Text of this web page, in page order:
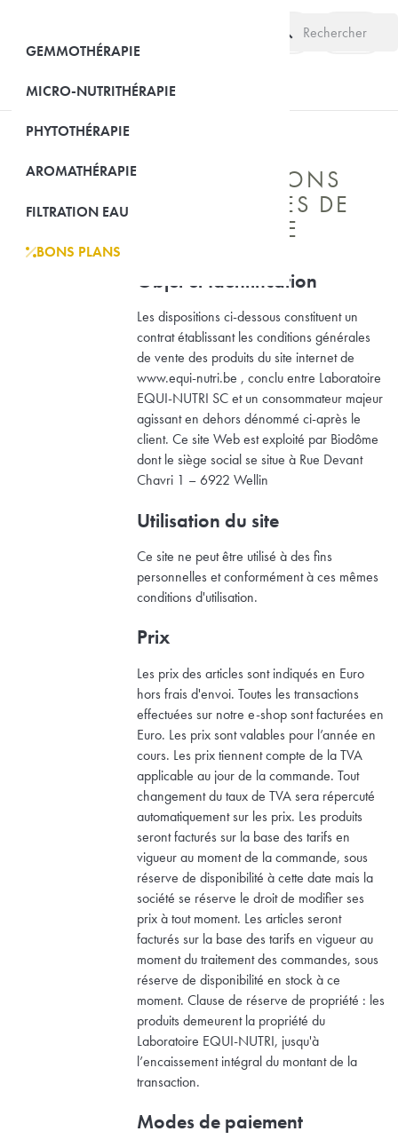
search
(0)
GEMMOTHÉRAPIE
MICRO-NUTRITHÉRAPIE
PHYTOTHÉRAPIE
AROMATHÉRAPIE
FILTRATION EAU
BONS PLANS
EQUI-NUTRI
CONDITIONS
GÉNÉRALES DE
VENTE
Objet et Identification
Les dispositions ci-dessous constituent un
contrat établissant les conditions générales
de vente des produits du site internet de
www.equi-nutri.be , conclu entre Laboratoire
EQUI-NUTRI SC et un consommateur majeur
agissant en dehors dénommé ci-après le
client. Ce site Web est exploité par Biodôme
dont le siège social se situe à Rue Devant
Chavri 1 – 6922 Wellin
Utilisation du site
Ce site ne peut être utilisé à des fins
personnelles et conformément à ces mêmes
conditions d'utilisation.
Prix
Les prix des articles sont indiqués en Euro
hors frais d'envoi. Toutes les transactions
effectuées sur notre e-shop sont facturées en
Euro. Les prix sont valables pour l’année en
cours. Les prix tiennent compte de la TVA
applicable au jour de la commande. Tout
changement du taux de TVA sera répercuté
automatiquement sur les prix. Les produits
seront facturés sur la base des tarifs en
vigueur au moment de la commande, sous
réserve de disponibilité à cette date mais la
société se réserve le droit de modifier ses
prix à tout moment. Les articles seront
facturés sur la base des tarifs en vigueur au
moment du traitement des commandes, sous
réserve de disponibilité en stock à ce
moment. Clause de réserve de propriété : les
produits demeurent la propriété du
Laboratoire EQUI-NUTRI, jusqu'à
l’encaissement intégral du montant de la
transaction.
Modes de paiement